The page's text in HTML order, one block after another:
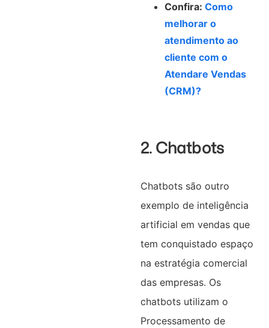
Confira: Como
melhorar o
atendimento ao
cliente com o
Atendare Vendas
(CRM)?
2. Chatbots
Chatbots são outro
exemplo de inteligência
artificial em vendas que
tem conquistado espaço
na estratégia comercial
das empresas. Os
chatbots utilizam o
Processamento de